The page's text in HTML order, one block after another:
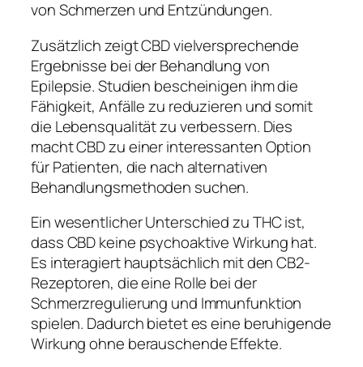
von Schmerzen und Entzündungen.
Zusätzlich zeigt CBD vielversprechende
Ergebnisse bei der Behandlung von
Epilepsie. Studien bescheinigen ihm die
Fähigkeit, Anfälle zu reduzieren und somit
die Lebensqualität zu verbessern. Dies
macht CBD zu einer interessanten Option
für Patienten, die nach alternativen
Behandlungsmethoden suchen.
Ein wesentlicher Unterschied zu THC ist,
dass CBD keine psychoaktive Wirkung hat.
Es interagiert hauptsächlich mit den CB2-
Rezeptoren, die eine Rolle bei der
Schmerzregulierung und Immunfunktion
spielen. Dadurch bietet es eine beruhigende
Wirkung ohne berauschende Effekte.